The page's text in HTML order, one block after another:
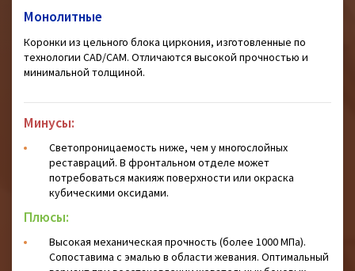
Монолитные
Коронки из цельного блока циркония, изготовленные по
технологии CAD/CAM. Отличаются высокой прочностью и
минимальной толщиной.
Плюсы:
Высокая механическая прочность (более 1000 МПа).
Сопоставима с эмалью в области жевания. Оптимальный
Минусы:
Светопроницаемость ниже, чем у многослойных
реставраций. В фронтальном отделе может
потребоваться макияж поверхности или окраска
кубическими оксидами.